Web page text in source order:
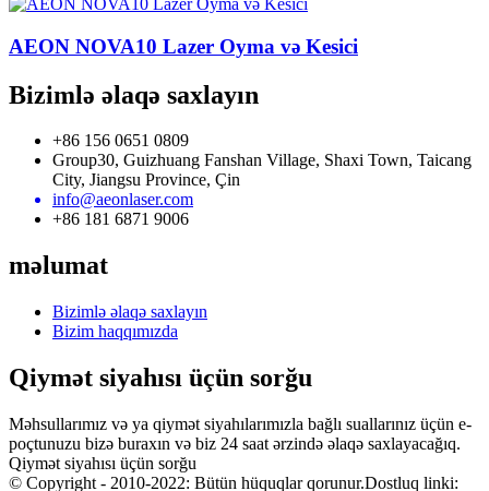
AEON NOVA10 Lazer Oyma və Kesici
Bizimlə əlaqə saxlayın
+86 156 0651 0809
Group30, Guizhuang Fanshan Village, Shaxi Town, Taicang
City, Jiangsu Province, Çin
info@aeonlaser.com
+86 181 6871 9006
məlumat
Bizimlə əlaqə saxlayın
Bizim haqqımızda
Qiymət siyahısı üçün sorğu
Məhsullarımız və ya qiymət siyahılarımızla bağlı suallarınız üçün e-
poçtunuzu bizə buraxın və biz 24 saat ərzində əlaqə saxlayacağıq.
Qiymət siyahısı üçün sorğu
© Copyright - 2010-2022: Bütün hüquqlar qorunur.Dostluq linki: